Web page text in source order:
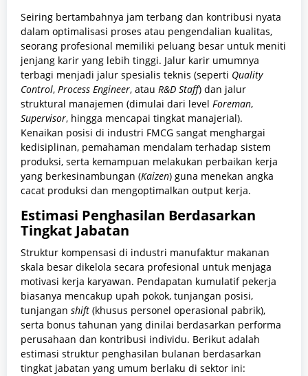
Seiring bertambahnya jam terbang dan kontribusi nyata
dalam optimalisasi proses atau pengendalian kualitas,
seorang profesional memiliki peluang besar untuk meniti
jenjang karir yang lebih tinggi. Jalur karir umumnya
terbagi menjadi jalur spesialis teknis (seperti Quality
Control, Process Engineer, atau R&D Staff) dan jalur
struktural manajemen (dimulai dari level Foreman,
Supervisor, hingga mencapai tingkat manajerial).
Kenaikan posisi di industri FMCG sangat menghargai
kedisiplinan, pemahaman mendalam terhadap sistem
produksi, serta kemampuan melakukan perbaikan kerja
yang berkesinambungan (Kaizen) guna menekan angka
cacat produksi dan mengoptimalkan output kerja.
Estimasi Penghasilan Berdasarkan
Tingkat Jabatan
Struktur kompensasi di industri manufaktur makanan
skala besar dikelola secara profesional untuk menjaga
motivasi kerja karyawan. Pendapatan kumulatif pekerja
biasanya mencakup upah pokok, tunjangan posisi,
tunjangan shift (khusus personel operasional pabrik),
serta bonus tahunan yang dinilai berdasarkan performa
perusahaan dan kontribusi individu. Berikut adalah
estimasi struktur penghasilan bulanan berdasarkan
tingkat jabatan yang umum berlaku di sektor ini: